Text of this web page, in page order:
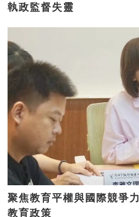
執政監督失靈
聚焦教育平權與國際競爭力 柯志恩端三大
教育政策